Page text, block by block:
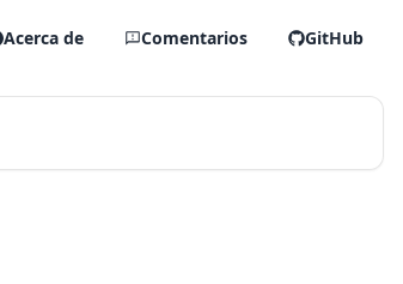
Acerca de Comentarios GitHub